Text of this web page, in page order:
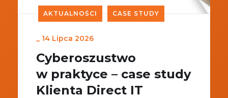
AKTUALNOŚCI CASE STUDY
_ 14 Lipca 2026
Cyberoszustwo
w praktyce – case study
Klienta Direct IT